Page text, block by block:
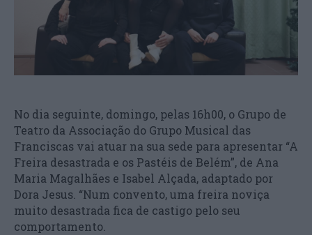
No dia seguinte, domingo, pelas 16h00, o Grupo de
Teatro da Associação do Grupo Musical das
Franciscas vai atuar na sua sede para apresentar “A
Freira desastrada e os Pastéis de Belém”, de Ana
Maria Magalhães e Isabel Alçada, adaptado por
Dora Jesus. “Num convento, uma freira noviça
muito desastrada fica de castigo pelo seu
comportamento.